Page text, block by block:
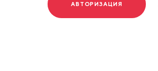
АВТОРИЗАЦИЯ